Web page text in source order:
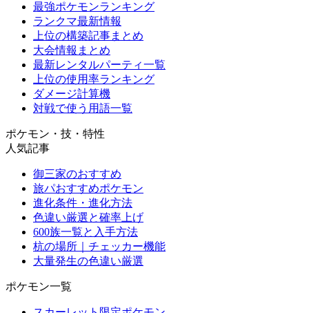
最強ポケモンランキング
ランクマ最新情報
上位の構築記事まとめ
大会情報まとめ
最新レンタルパーティ一覧
上位の使用率ランキング
ダメージ計算機
対戦で使う用語一覧
ポケモン・技・特性
人気記事
御三家のおすすめ
旅パおすすめポケモン
進化条件・進化方法
色違い厳選と確率上げ
600族一覧と入手方法
杭の場所｜チェッカー機能
大量発生の色違い厳選
ポケモン一覧